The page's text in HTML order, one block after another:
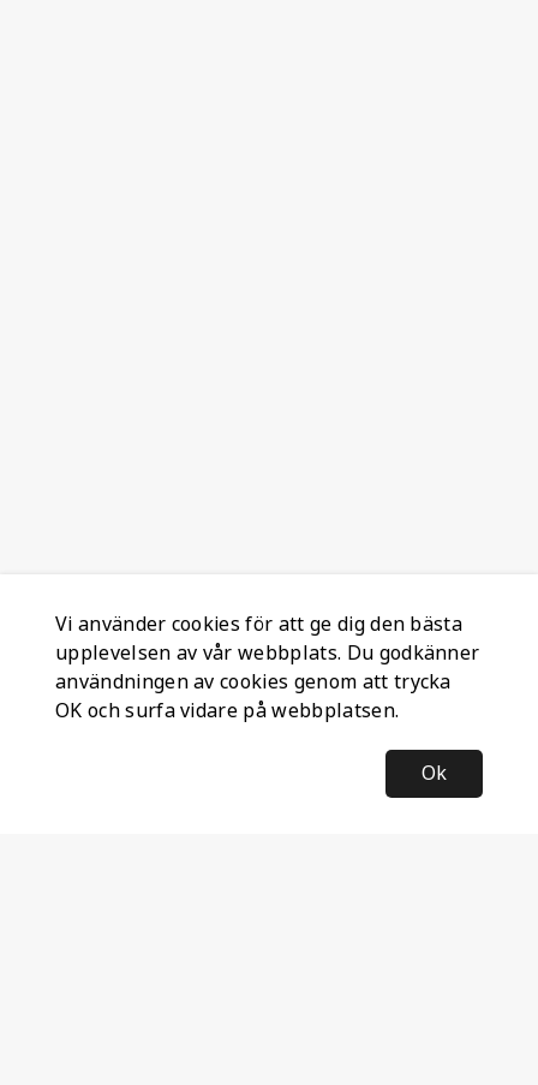
Vi använder cookies för att ge dig den bästa
upplevelsen av vår webbplats. Du godkänner
användningen av cookies genom att trycka
OK och surfa vidare på webbplatsen.
Ok